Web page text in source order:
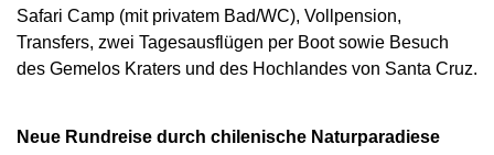
Safari Camp (mit privatem Bad/WC), Vollpension,
Transfers, zwei Tagesausflügen per Boot sowie Besuch
des Gemelos Kraters und des Hochlandes von Santa Cruz.
Neue Rundreise durch chilenische Naturparadiese